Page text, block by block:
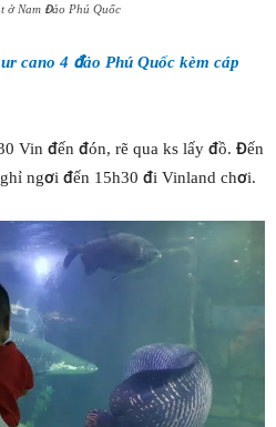
ở Nam Đảo Phú Quốc
cano 4 đảo Phú Quốc kèm cáp
Vin đến đón, rẽ qua ks lấy đồ. Đến
ngơi đến 15h30 đi Vinland chơi.